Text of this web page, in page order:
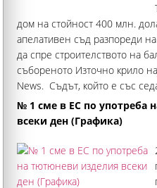
дом на стойност 400 млн.
апелативен съд разпореди
да спре строителството на
събореното Източно крило
News. Съдът, който е със
№ 1 сме в ЕС по употреба
всеки ден (Графика)